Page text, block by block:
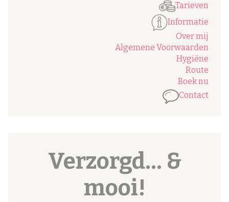
Tarieven
Informatie
Over mij
Algemene Voorwaarden
Hygiëne
Route
Boek nu
Contact
Verzorgd... &
mooi!